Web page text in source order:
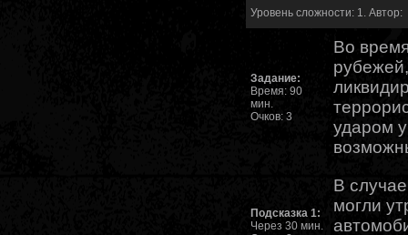
Уровень сложности: 1. Автор:
Задание:
Время: 90
мин.
Очков: 3
Во
ударом
Подсказка 1:
Через 30 мин.
В
могли